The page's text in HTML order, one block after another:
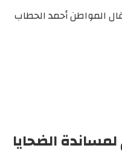
المواطن أحمد الحطاب
الضحايا